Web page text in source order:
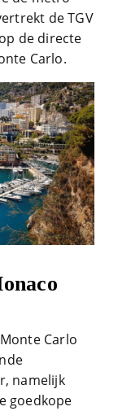
de TGV
de directe
Carlo.
Carlo
namelijk
goedkope